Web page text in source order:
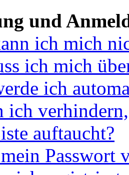
und
ich mich
ich mich
ich
ich
auftaucht?
Passwort